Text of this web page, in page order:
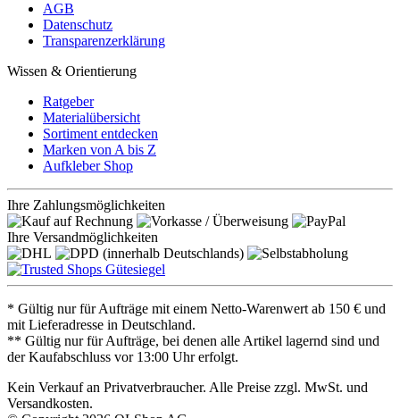
AGB
Datenschutz
Transparenzerklärung
Wissen & Orientierung
Ratgeber
Materialübersicht
Sortiment entdecken
Marken von A bis Z
Aufkleber Shop
Ihre Zahlungsmöglichkeiten
Ihre Versandmöglichkeiten
* Gültig nur für Aufträge mit einem Netto-Warenwert ab 150 € und
mit Lieferadresse in Deutschland.
** Gültig nur für Aufträge, bei denen alle Artikel lagernd sind und
der Kaufabschluss vor 13:00 Uhr erfolgt.
Kein Verkauf an Privatverbraucher. Alle Preise zzgl. MwSt. und
Versandkosten.